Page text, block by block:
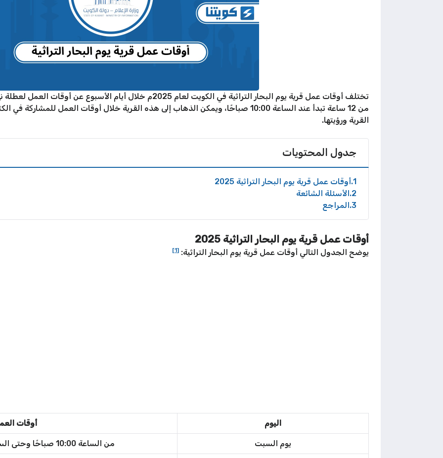
تختلف أوقات عمل قرية يوم البحار التراثية في الكويت لعام 2025م خلال أيام
من 12 ساعة تبدأ عند الساعة 10:00 صباحًا، ويمكن الذهاب إلى هذه القرية خلال أوقات العمل
القرية ورؤيتها.
جدول المحتويات
1 أوقات عمل قرية يوم البحار التراثية 2025
2 الأسئلة الشائعة
3 المراجع
أوقات عمل قرية يوم البحار التراثية 2025
يوضح الجدول التالي أوقات عمل قرية يوم البحار التراثية: [1]
اليوم أوقات
يوم السبت من الساعة 10:00 صباحًا وحتى الساعة 12:00 منتصف الليل